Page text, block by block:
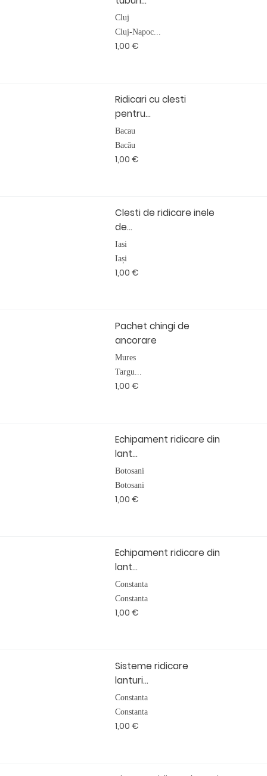
Cluj
Cluj-Napoc...
1,00 €
Ridicari cu clesti
pentru...
Bacau
Bacău
1,00 €
Clesti de ridicare inele
de...
Iasi
Iași
1,00 €
Pachet chingi de
ancorare
Mures
Targu...
1,00 €
Echipament ridicare din
lant...
Botosani
Botosani
1,00 €
Echipament ridicare din
lant...
Constanta
Constanta
1,00 €
Sisteme ridicare
lanturi...
Constanta
Constanta
1,00 €